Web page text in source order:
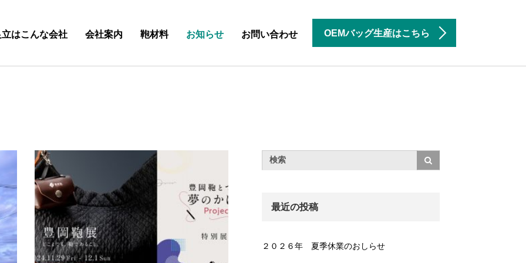
立はこんな会社 会社案内 鞄材料 お知らせ お問い合わせ OEMバッグ生産はこちら
最近の投稿
２０２６年 夏季休業のおしらせ